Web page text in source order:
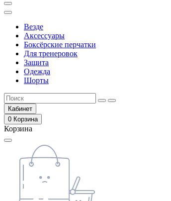
Везде
Аксессуары
Боксёрские перчатки
Для тренеровок
Защита
Одежда
Шорты
Кабинет
0 Корзина
Корзина